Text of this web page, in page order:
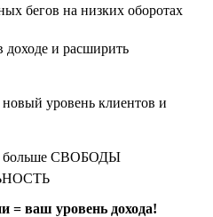
бегов на низких оборотах
доходе и расширить
уровень клиентов и
больше СВОБОДЫ
= ваш уровень дохода!